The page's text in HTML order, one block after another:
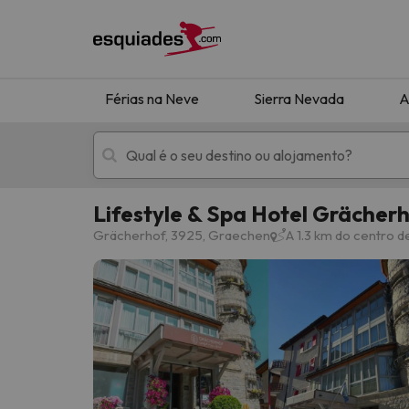
Férias na Neve Sierra Nevada
Férias na neve Hotéis de
Oops, não encontramos nenhum resultado
Lifestyle & Spa Hotel
Grächerhof, 3925, Graechen A 1.3 km do centro